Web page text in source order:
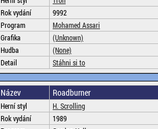
Rok vydání
9992
Program
Mohamed Assari
Grafika
(Unknown)
Hudba
(None)
Detail
Stáhni si to
Název Roadburner
Herní styl
H. Scrolling
Rok vydání
1989